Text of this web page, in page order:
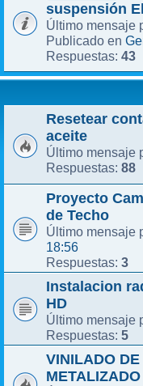
suspensión
Último mensaje
Publicado en
Respuestas: 43
Resetear
aceite
Último mensaje
Respuestas: 88
Proyecto
de Techo
Último mensaje
18:56
Respuestas: 3
Instalacion
HD
Último mensaje
Respuestas: 5
VINILADO
METALIZADO